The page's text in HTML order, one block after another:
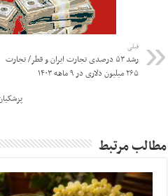
قبلی
رشد ۵۳ درصدی تجارت ایران و قطر/ تجارت
۲۶۵ میلیون دلاری در ۹ ماهه ۱۴۰۳
مطالب مرتبط